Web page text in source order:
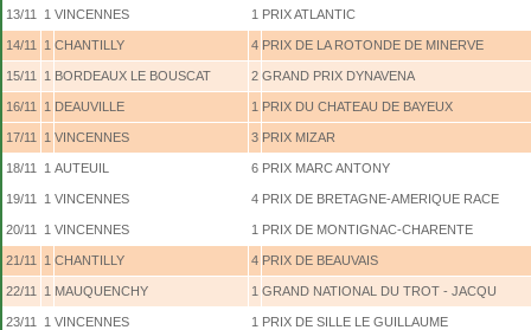
13/11 1 VINCENNES 1 PRIX ATLANTIC
14/11 1 CHANTILLY 4 PRIX DE LA ROTONDE DE MINERVE
15/11 1 BORDEAUX LE BOUSCAT 2 GRAND PRIX DYNAVENA
16/11 1 DEAUVILLE 1 PRIX DU CHATEAU DE BAYEUX
17/11 1 VINCENNES 3 PRIX MIZAR
18/11 1 AUTEUIL 6 PRIX MARC ANTONY
19/11 1 VINCENNES 4 PRIX DE BRETAGNE-AMERIQUE RACE
20/11 1 VINCENNES 1 PRIX DE MONTIGNAC-CHARENTE
21/11 1 CHANTILLY 4 PRIX DE BEAUVAIS
22/11 1 MAUQUENCHY 1 GRAND NATIONAL DU TROT - JACQU
23/11 1 VINCENNES 1 PRIX DE SILLE LE GUILLAUME